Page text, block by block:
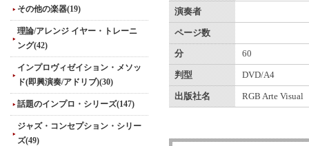
その他の楽器(19)
理論/アレンジ イヤー・トレーニ
ング(42)
インプロヴィゼイション・メソッ
ド(即興演奏/アドリブ)(30)
話題のインプロ・シリーズ(147)
ジャズ・コンセプション・シリー
ズ(49)
演奏者
ページ数
分 60
判型 DVD/A4
出版社名 RGB Arte Visual